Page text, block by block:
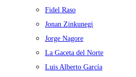
Fidel Raso
Jonan Zinkunegi
Jorge Nagore
La Gaceta del Norte
Luis Alberto García